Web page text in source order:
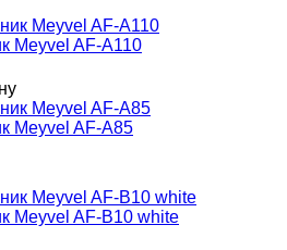
Meyvel AF-A110
Meyvel AF-A85
Meyvel AF-B10 white